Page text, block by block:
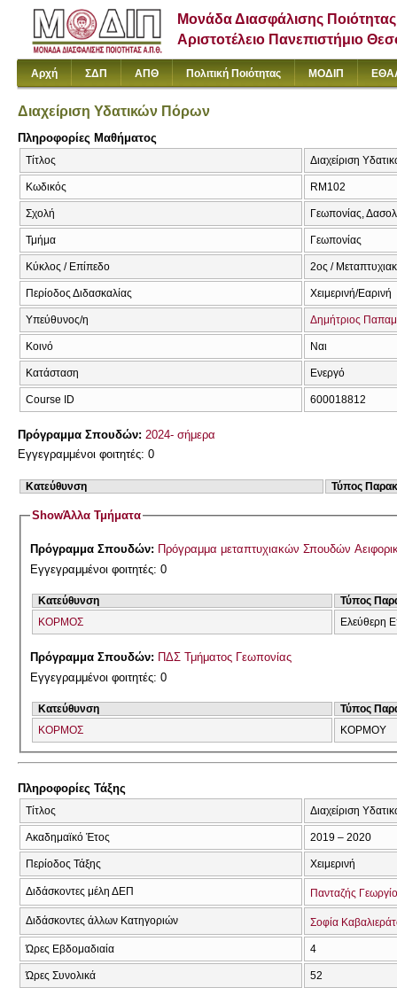
Μονάδα Διασφάλισης Ποιότητας
Αριστοτέλειο Πανεπιστήμιο
Αρχή ΣΔΠ ΑΠΘ Πολιτική Ποιότητας ΜΟΔΙΠ
Διαχείριση Υδατικών Πόρων
Πληροφορίες Μαθήματος
Τίτλος Διαχείριση
Κωδικός RM102
Σχολή Γεωπονίας,
Τμήμα Γεωπονίας
Κύκλος / Επίπεδο 2ος /
Περίοδος Διδασκαλίας Χειμερινή/Εαρινή
Υπεύθυνος/η Δημήτριος
Κοινό Ναι
Κατάσταση Ενεργό
Course ID 600018812
Πρόγραμμα Σπουδών: 2024- σήμερα
Εγγεγραμμένοι φοιτητές: 0
Κατεύθυνση Τύπος
ShowΆλλα Τμήματα
Πρόγραμμα Σπουδών: Πρόγραμμα μεταπτυχιακών Σπουδών
Εγγεγραμμένοι φοιτητές: 0
Κατεύθυνση
Τύπος
ΚΟΡΜΟΣ
Ελεύθερη
Πρόγραμμα Σπουδών: ΠΔΣ Τμήματος Γεωπονίας
Εγγεγραμμένοι φοιτητές: 0
Κατεύθυνση
Τύπος
ΚΟΡΜΟΣ
ΚΟΡΜΟΥ
Πληροφορίες Τάξης
Τίτλος Διαχείριση
Ακαδημαϊκό Έτος 2019 – 2020
Περίοδος Τάξης Χειμερινή
Διδάσκοντες μέλη ΔΕΠ Πανταζής
Διδάσκοντες άλλων Κατηγοριών Σοφία
Ώρες Εβδομαδιαία 4
Ώρες Συνολικά 52